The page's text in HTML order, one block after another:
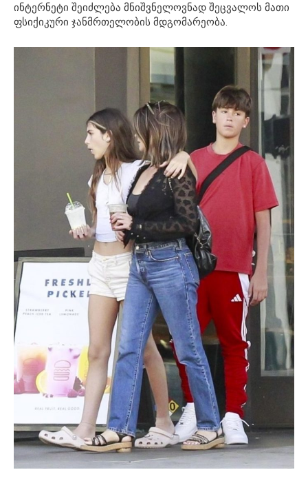
ინტერნეტი შეიძლება მნიშვნელოვნად შეცვალოს მათი
ფსიქიკური ჯანმრთელობის მდგომარეობა.